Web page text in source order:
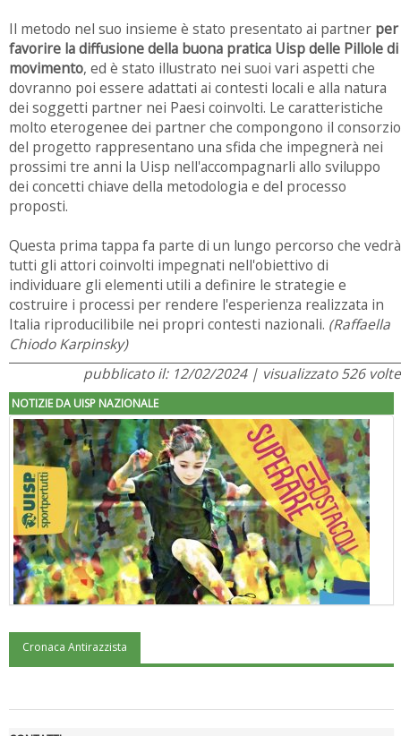
Il metodo nel suo insieme è stato presentato ai partner per
favorire la diffusione della buona pratica Uisp delle Pillole di
movimento, ed è stato illustrato nei suoi vari aspetti che
dovranno poi essere adattati ai contesti locali e alla natura
dei soggetti partner nei Paesi coinvolti. Le caratteristiche
molto eterogenee dei partner che compongono il consorzio
del progetto rappresentano una sfida che impegnerà nei
prossimi tre anni la Uisp nell'accompagnarli allo sviluppo
dei concetti chiave della metodologia e del processo
proposti.
Questa prima tappa fa parte di un lungo percorso che vedrà
tutti gli attori coinvolti impegnati nell'obiettivo di
individuare gli elementi utili a definire le strategie e
costruire i processi per rendere l'esperienza realizzata in
Italia riproducilibile nei propri contesti nazionali. (Raffaella
Chiodo Karpinsky)
pubblicato il: 12/02/2024 | visualizzato 526 volte
NOTIZIE DA UISP NAZIONALE
"Superare gli ostacoli": la relazione di Tiziano Pesce al CN Uisp
Cronaca Antirazzista